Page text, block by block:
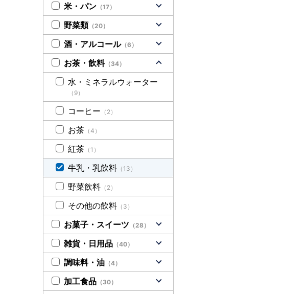
米・パン （17）
野菜類 （20）
酒・アルコール（6）
お茶・飲料（34）
水・ミネラルウォーター
（9）
コーヒー （2）
お茶 （4）
紅茶 （1）
牛乳・乳飲料 （13）
野菜飲料 （2）
その他の飲料 （3）
お菓子・スイーツ （28）
雑貨・日用品 （40）
調味料・油 （4）
加工食品 （30）